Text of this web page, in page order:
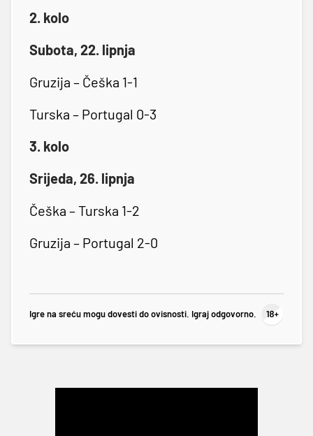
2. kolo
Subota, 22. lipnja
Gruzija – Češka 1-1
Turska – Portugal 0-3
3. kolo
Srijeda, 26. lipnja
Češka – Turska 1-2
Gruzija – Portugal 2-0
Igre na sreću mogu dovesti do ovisnosti. Igraj odgovorno.